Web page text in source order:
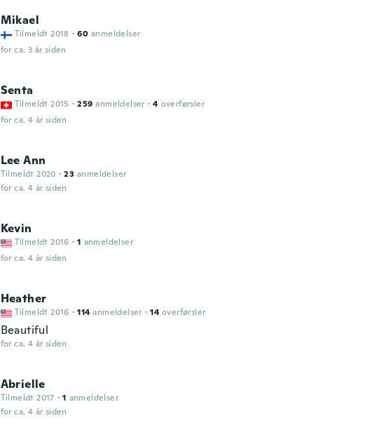
Mikael
Tilmeldt 2018 · 60 anmeldelser
for ca. 3 år siden
Senta
Tilmeldt 2015 · 259 anmeldelser · 4 overførsler
for ca. 4 år siden
Lee Ann
Tilmeldt 2020 · 23 anmeldelser
for ca. 4 år siden
Kevin
Tilmeldt 2016 · 1 anmeldelser
for ca. 4 år siden
Heather
Tilmeldt 2016 · 114 anmeldelser · 14 overførsler
Beautiful
for ca. 4 år siden
Abrielle
Tilmeldt 2017 · 1 anmeldelser
for ca. 4 år siden